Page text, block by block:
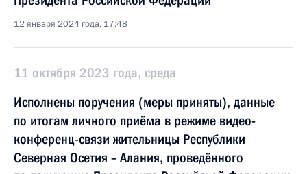
12 января 2024 года, 17:48
11 октября 2023 года, среда
Исполнены поручения (меры приняты), данные
по итогам личного приёма в режиме видео-
конференц-связи жительницы Республики
Северная Осетия – Алания, проведённого